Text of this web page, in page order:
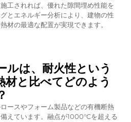
工されれば、優れた隙間埋め性能を
とエネルギー分析により、建物の性
材の最適な配置が実現できます。
ルは、耐火性という
材と比べてどのよう
ースやフォーム製品などの有機断熱
えています。融点が1000°Cを超える